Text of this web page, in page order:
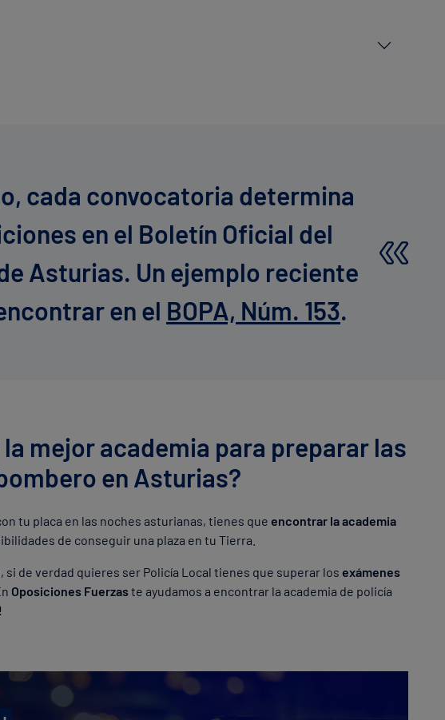
cada convocatoria determina
en el Boletín Oficial del
Asturias. Un ejemplo reciente
en el BOPA, Núm. 153.
la mejor academia para preparar las
en Asturias?
tu placa en las noches asturianas, tienes que encontrar la academia
de conseguir una plaza en tu Tierra.
si de verdad quieres ser Policía Local tienes que superar los exámenes
Oposiciones Fuerzaste ayudamos a encontrar la academia de policía